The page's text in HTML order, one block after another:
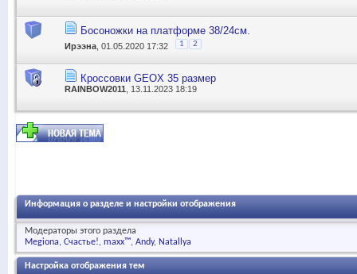
Босоножки на платформе 38/24см.
Ирээна , 01.05.2020 17:32 1 2
Кроссовки GEOX 35 размер
RAINBOW2011 , 13.11.2023 18:19
Информация о разделе и настройки отображения
Модераторы этого раздела
Megiona Счастье! maxx™ Andy Natallya
Настройка отображения тем